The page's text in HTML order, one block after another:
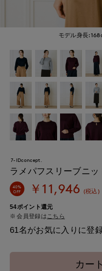
モデル身長
7-IDconcept.
ラメパフスリーブニ
40%
OFF
￥11,946 (税込)
54ポイント還元
会員登録は こちら
61名がお気に入りに登
カー